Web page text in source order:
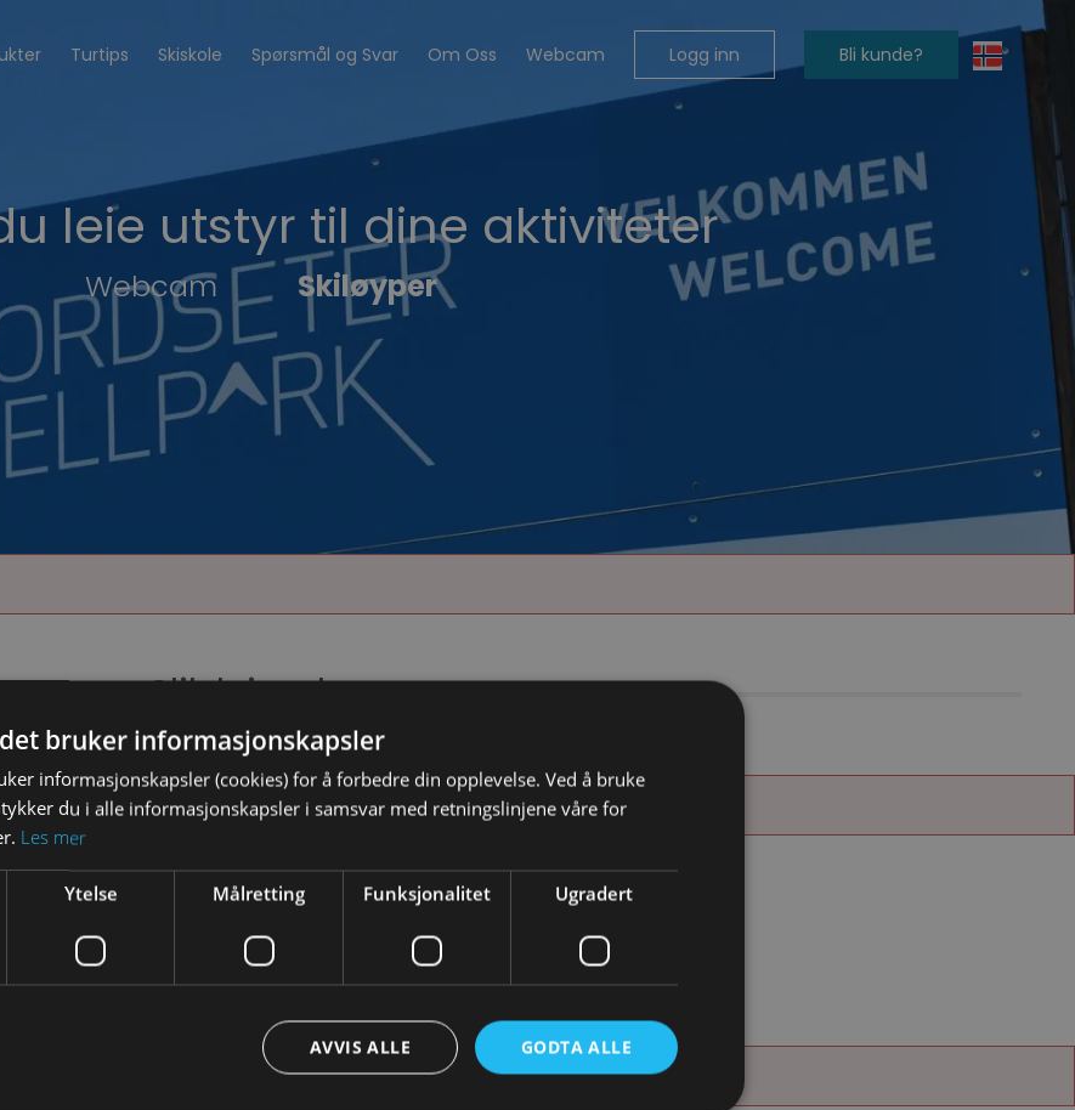
Turtips Skiskole Spørsmål og Svar Om Oss Webcam Logg inn Bli kunde?
leie utstyr til dine aktiviteter
Webcam Skiløyper
Slik leier du
Her kan du hente og levere!
Se vår hente- og leveringspunkter:
Unable to load data
bruker informasjonskapsler
informasjonskapsler (cookies) for å forbedre din opplevelse. Ved å bruke
du i alle informasjonskapsler i samsvar med retningslinjene våre for
Les mer
Ytelse Målretting Funksjonalitet Ugradert
GODTA ALLE
AVVIS ALLE